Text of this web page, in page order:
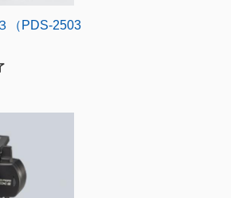
（PDS-2503